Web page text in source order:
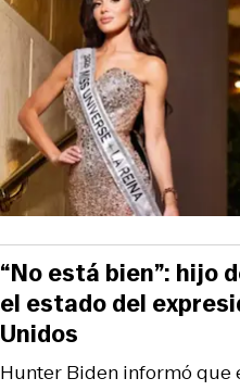
Hunter Biden informó que
“No está bien”: hijo
el estado del
Unidos